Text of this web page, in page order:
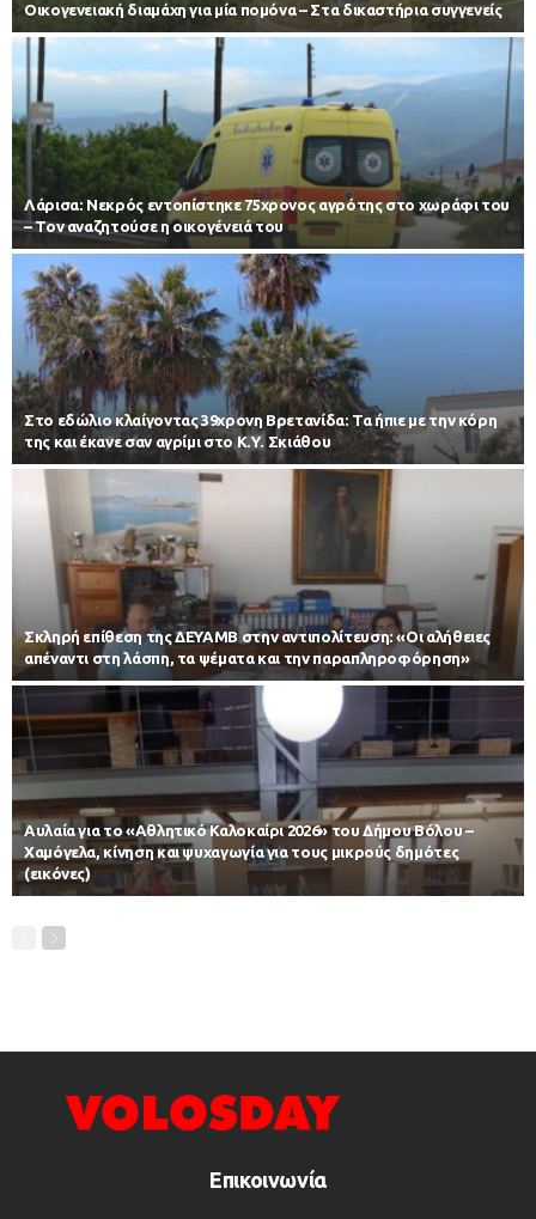
Οικογενειακή διαμάχη για μία πομόνα – Στα δικαστήρια συγγενείς
Λάρισα: Νεκρός εντοπίστηκε 75χρονος αγρότης στο χωράφι του
– Toν αναζητούσε η οικογένειά του
Στο εδώλιο κλαίγοντας 39χρονη Βρετανίδα: Τα ήπιε με την κόρη
της και έκανε σαν αγρίμι στο Κ.Υ. Σκιάθου
Σκληρή επίθεση της ΔΕΥΑΜΒ στην αντιπολίτευση: «Οι αλήθειες
απέναντι στη λάσπη, τα ψέματα και την παραπληροφόρηση»
Αυλαία για το «Αθλητικό Καλοκαίρι 2026» του Δήμου Βόλου –
Χαμόγελα, κίνηση και ψυχαγωγία για τους μικρούς δημότες
(εικόνες)
Επικοινωνία